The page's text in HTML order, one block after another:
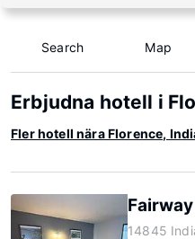
Search Map
Erbjudna hotell i
Fler hotell nära Florence,
14845